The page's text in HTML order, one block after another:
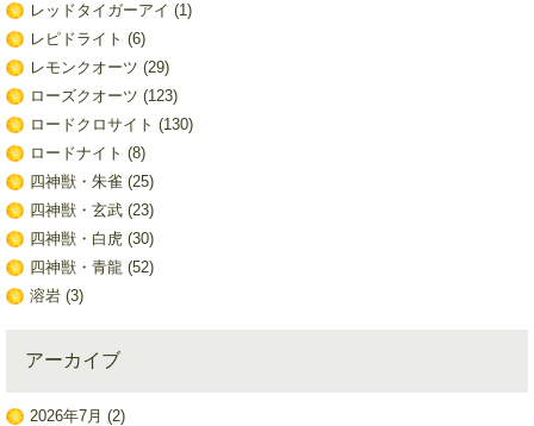
レッドタイガーアイ (1)
レピドライト (6)
レモンクオーツ (29)
ローズクオーツ (123)
ロードクロサイト (130)
ロードナイト (8)
四神獣・朱雀 (25)
四神獣・玄武(23)
四神獣・白虎(30)
四神獣・青龍 (52)
溶岩(3)
アーカイブ
2026年7月 (2)